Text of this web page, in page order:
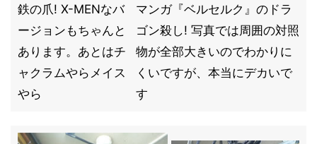
鉄の爪! X-MENなバ
ージョンもちゃんと
あります。あとはチ
ャクラムやらメイス
やら
マンガ『ベルセルク』のドラ
ゴン殺し! 写真では周囲の対照
物が全部大きいのでわかりに
くいですが、本当にデカいで
す